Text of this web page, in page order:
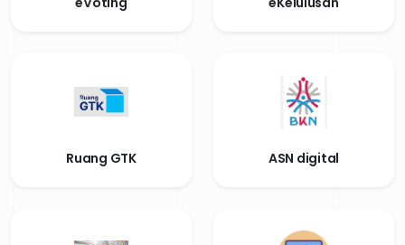
Ruang GTK ASN digital